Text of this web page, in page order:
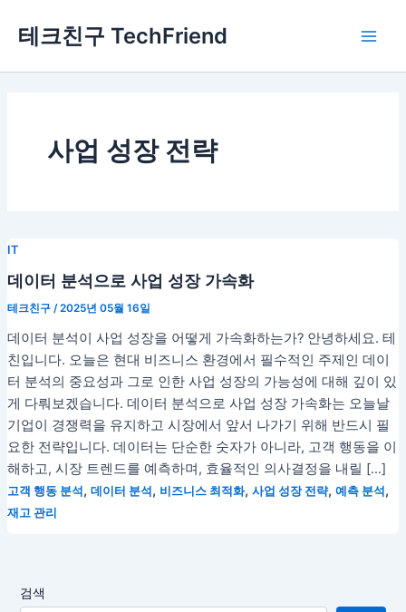
로
테크친구 TechFriend
사업 성장 전략
IT
데이터 분석으로 사업 성장 가속화
테크친구 /2025년 05월 16일
데이터 분석이 사업 성장을 어떻게 가속화하는가? 안녕하세요. 테
친입니다. 오늘은 현대 비즈니스 환경에서 필수적인 주제인 데이
터 분석의 중요성과 그로 인한 사업 성장의 가능성에 대해 깊이 있
게 다뤄보겠습니다. 데이터 분석으로 사업 성장 가속화는 오늘날
기업이 경쟁력을 유지하고 시장에서 앞서 나가기 위해 반드시 필
요한 전략입니다. 데이터는 단순한 숫자가 아니라, 고객 행동을 이
해하고, 시장 트렌드를 예측하며, 효율적인 의사결정을 내릴 […]
고객 행동 분석 , 데이터 분석 , 비즈니스 최적화, 사업 성장 전략, 예측 분석 ,
재고 관리
검색